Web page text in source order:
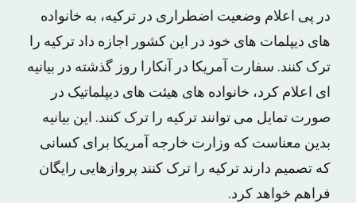
در پی اعلام وضعیت اضطراری در ترکیه، به خانواده
های دیپلمات های خود در این کشور اجازه داد ترکیه را
ترک کنند. سفارت آمریکا در آنکارا روز گذشته در بیانیه
ای اعلام کرد، خانواده های هیئت های دیپلماتیک در
صورت تمایل می توانند ترکیه را ترک کنند. این بیانیه
بدین معناست که وزارت خارجه آمریکا برای کسانی
که تصمیم دارند ترکیه را ترک کنند پروازهایی رایگان
فراهم خواهد کرد.